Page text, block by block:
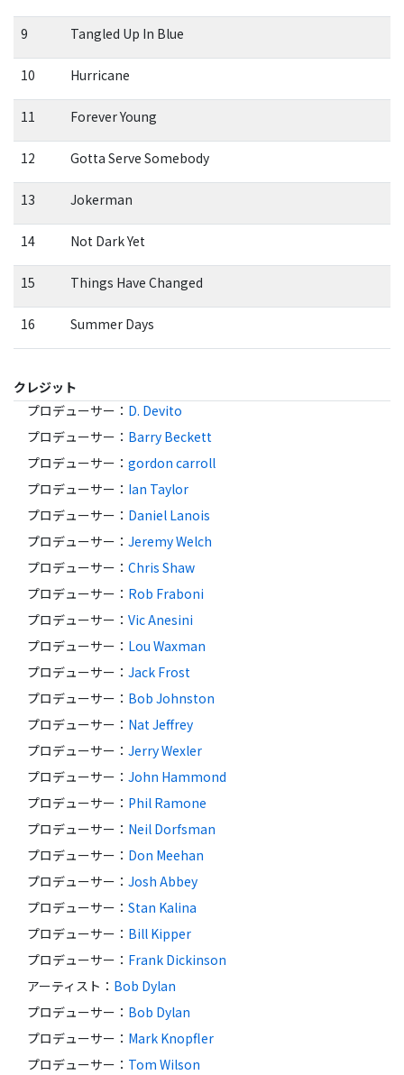
9 Tangled Up In Blue
10 Hurricane
11 Forever Young
12 Gotta Serve Somebody
13 Jokerman
14 Not Dark Yet
15 Things Have Changed
16 Summer Days
クレジット
プロデューサー ： D. Devito
プロデューサー ： Barry Beckett
プロデューサー ： gordon carroll
プロデューサー ： Ian Taylor
プロデューサー ： Daniel Lanois
プロデューサー ： Jeremy Welch
プロデューサー ： Chris Shaw
プロデューサー ： Rob Fraboni
プロデューサー ： Vic Anesini
プロデューサー ： Lou Waxman
プロデューサー ： Jack Frost
プロデューサー ： Bob Johnston
プロデューサー ： Nat Jeffrey
プロデューサー ： Jerry Wexler
プロデューサー ： John Hammond
プロデューサー ： Phil Ramone
プロデューサー ： Neil Dorfsman
プロデューサー ： Don Meehan
プロデューサー ： Josh Abbey
プロデューサー ： Stan Kalina
プロデューサー ： Bill Kipper
プロデューサー ： Frank Dickinson
アーティスト ： Bob Dylan
プロデューサー ： Bob Dylan
プロデューサー ： Mark Knopfler
プロデューサー ： Tom Wilson